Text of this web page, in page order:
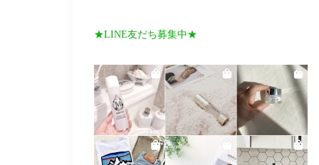
★LINE友だち募集中★